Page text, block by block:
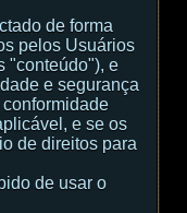
de forma
pelos Usuários
"conteúdo"), e
e segurança
e se os
de direitos para
de usar o